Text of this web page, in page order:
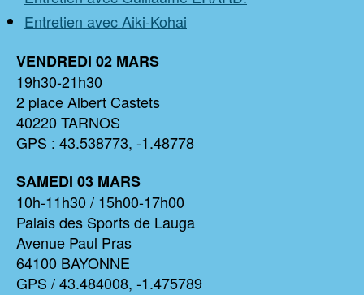
Entretien avec Aiki-Kohai
VENDREDI 02 MARS
19h30-21h30
2 place Albert Castets
40220 TARNOS
GPS : 43.538773, -1.48778
SAMEDI 03 MARS
10h-11h30 / 15h00-17h00
Palais des Sports de Lauga
Avenue Paul Pras
64100 BAYONNE
GPS / 43.484008, -1.475789